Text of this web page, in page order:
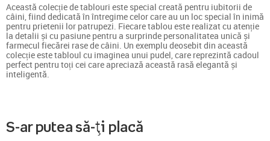
Această colecție de tablouri este special creată pentru iubitorii de
câini, fiind dedicată în întregime celor care au un loc special în inimă
pentru prietenii lor patrupezi. Fiecare tablou este realizat cu atenție
la detalii și cu pasiune pentru a surprinde personalitatea unică și
farmecul fiecărei rase de câini. Un exemplu deosebit din această
colecție este tabloul cu imaginea unui pudel, care reprezintă cadoul
perfect pentru toți cei care apreciază această rasă elegantă și
inteligentă.
S-ar putea să-ți placă